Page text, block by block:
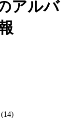
アルバ